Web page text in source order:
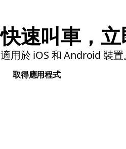
快速叫車，立
適用於 iOS 和 Android 裝置。
取得應用程式